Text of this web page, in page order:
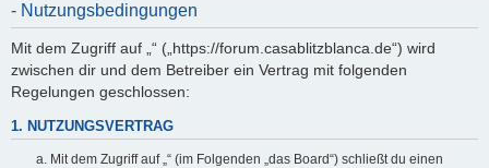
- Nutzungsbedingungen
Mit dem Zugriff auf „“ („https://forum.casablitzblanca.de“) wird
zwischen dir und dem Betreiber ein Vertrag mit folgenden
Regelungen geschlossen:
1. NUTZUNGSVERTRAG
Mit dem Zugriff auf „“ (im Folgenden „das Board“) schließt du einen